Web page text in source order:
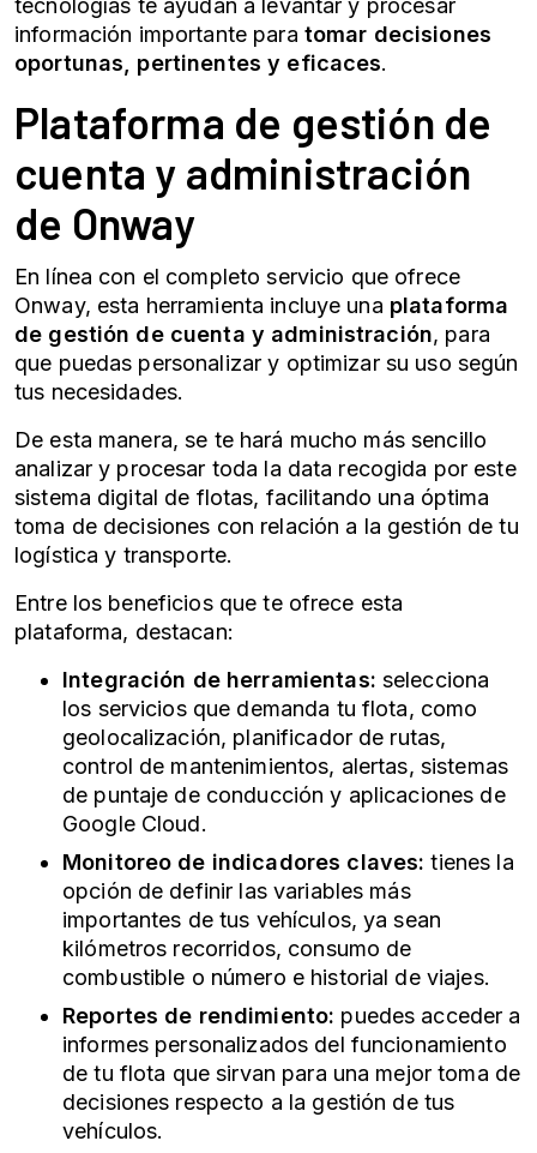
tecnologías te ayudan a levantar y procesar
información importante para tomar decisiones
oportunas, pertinentes y eficaces.
Plataforma de gestión de
cuenta y administración
de Onway
En línea con el completo servicio que ofrece
Onway, esta herramienta incluye una plataforma
de gestión de cuenta y administración, para
que puedas personalizar y optimizar su uso según
tus necesidades.
De esta manera, se te hará mucho más sencillo
analizar y procesar toda la data recogida por este
sistema digital de flotas, facilitando una óptima
toma de decisiones con relación a la gestión de tu
logística y transporte.
Entre los beneficios que te ofrece esta
plataforma, destacan:
Integración de herramientas: selecciona
los servicios que demanda tu flota, como
geolocalización, planificador de rutas,
control de mantenimientos, alertas, sistemas
de puntaje de conducción y aplicaciones de
Google Cloud.
Monitoreo de indicadores claves:tienes la
opción de definir las variables más
importantes de tus vehículos, ya sean
kilómetros recorridos, consumo de
combustible o número e historial de viajes.
Reportes de rendimiento: puedes acceder a
informes personalizados del funcionamiento
de tu flota que sirvan para una mejor toma de
decisiones respecto a la gestión de tus
vehículos.